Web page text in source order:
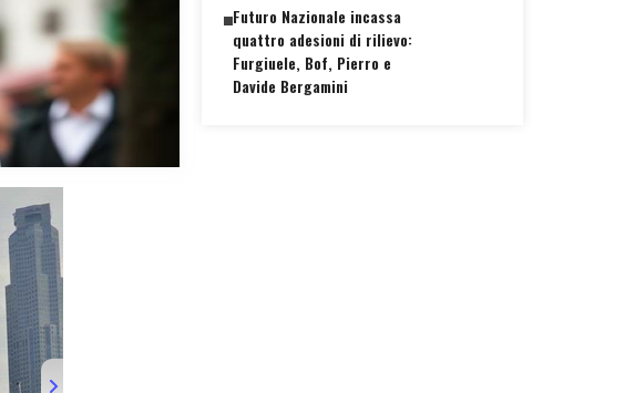
Futuro Nazionale incassa
quattro adesioni di rilievo:
Furgiuele, Bof, Pierro e
Davide Bergamini